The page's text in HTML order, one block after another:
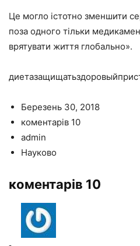
Це могло істотно зменшити
поза одного тільки
врятувати життя глобально».
Березень 30, 2018
коментарів 10
admin
Науково
коментарів 10